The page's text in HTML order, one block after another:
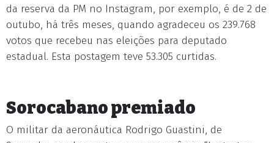
da reserva da PM no Instagram, por exemplo, é de 2 de
outubo, há três meses, quando agradeceu os 239.768
votos que recebeu nas eleições para deputado
estadual. Esta postagem teve 53.305 curtidas.
Sorocabano premiado
O militar da aeronáutica Rodrigo Guastini, de